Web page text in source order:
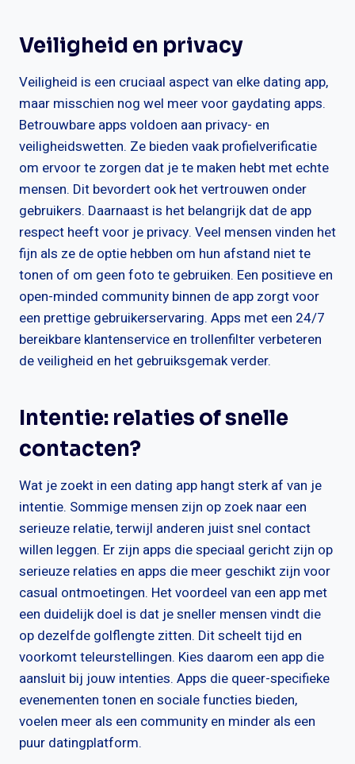
Veiligheid en privacy
Veiligheid is een cruciaal aspect van elke dating app,
maar misschien nog wel meer voor gaydating apps.
Betrouwbare apps voldoen aan privacy- en
veiligheidswetten. Ze bieden vaak profielverificatie
om ervoor te zorgen dat je te maken hebt met echte
mensen. Dit bevordert ook het vertrouwen onder
gebruikers. Daarnaast is het belangrijk dat de app
respect heeft voor je privacy. Veel mensen vinden het
fijn als ze de optie hebben om hun afstand niet te
tonen of om geen foto te gebruiken. Een positieve en
open-minded community binnen de app zorgt voor
een prettige gebruikerservaring. Apps met een 24/7
bereikbare klantenservice en trollenfilter verbeteren
de veiligheid en het gebruiksgemak verder.
Intentie: relaties of snelle
contacten?
Wat je zoekt in een dating app hangt sterk af van je
intentie. Sommige mensen zijn op zoek naar een
serieuze relatie, terwijl anderen juist snel contact
willen leggen. Er zijn apps die speciaal gericht zijn op
serieuze relaties en apps die meer geschikt zijn voor
casual ontmoetingen. Het voordeel van een app met
een duidelijk doel is dat je sneller mensen vindt die
op dezelfde golflengte zitten. Dit scheelt tijd en
voorkomt teleurstellingen. Kies daarom een app die
aansluit bij jouw intenties. Apps die queer-specifieke
evenementen tonen en sociale functies bieden,
voelen meer als een community en minder als een
puur datingplatform.